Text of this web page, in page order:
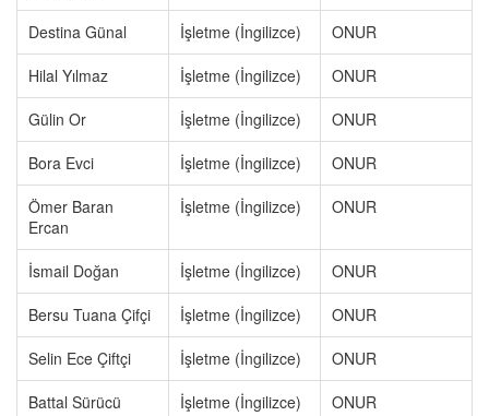
Destina Günal İşletme (İngilizce)
ONUR
Hilal Yılmaz
İşletme (İngilizce)
ONUR
Gülin Or
İşletme (İngilizce)
ONUR
Bora Evci
İşletme (İngilizce)
ONUR
Ömer Baran
Ercan
İşletme (İngilizce) ONUR
İsmail Doğan İşletme (İngilizce)
ONUR
Bersu Tuana Çifçi
İşletme (İngilizce)
ONUR
Selin Ece Çiftçi
İşletme (İngilizce)
ONUR
Battal Sürücü
İşletme (İngilizce)
ONUR